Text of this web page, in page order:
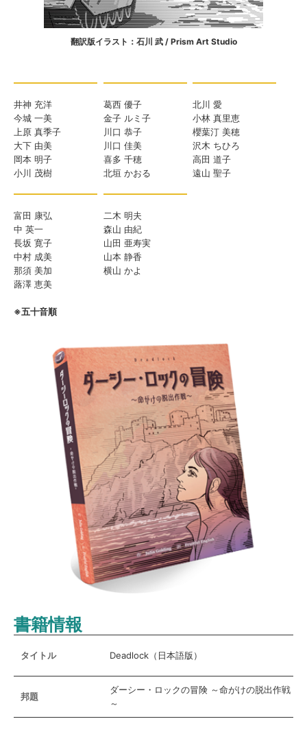
翻訳版イラスト：石川 武 / Prism Art Studio
井神 充洋
今城 一美
上原 真季子
大下 由美
岡本 明子
小川 茂樹
葛西 優子
金子 ルミ子
川口 恭子
川口 佳美
喜多 千穂
北垣 かおる
北川 愛
小林 真里恵
櫻葉汀 美穂
沢木 ちひろ
高田 道子
遠山 聖子
富田 康弘
中 英一
長坂 寛子
中村 成美
那須 美加
蕗澤 恵美
二木 明夫
森山 由紀
山田 亜寿実
山本 静香
横山 かよ
※五十音順
書籍情報
タイトル Deadlock（日本語版）
邦題
ダーシー・ロックの冒険 ～命がけの脱出作戦
～